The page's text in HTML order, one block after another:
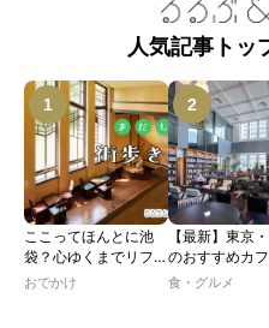
人気記事トッ
ここってほんとに池
袋？心ゆくまでリフレ
ッシュできる池袋・街
おでかけ
【最新】東京
のおすすめカ
選｜ひとりでゆ
食・グルメ